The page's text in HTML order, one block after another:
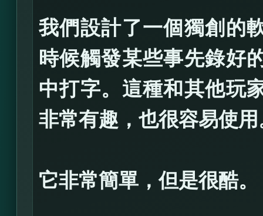
我們設計了一個獨創的
時候觸發某些事先錄好
中打字。這種和其他玩
非常有趣，也很容易使用
它非常簡單，但是很酷。